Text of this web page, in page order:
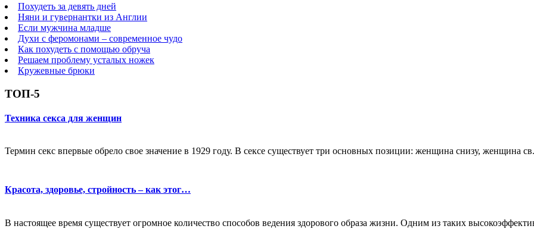
Похудеть за девять дней
Няни и гувернантки из Англии
Если мужчина младше
Духи с феромонами – современное чудо
Как похудеть с помощью обруча
Решаем проблему усталых ножек
Кружевные брюки
ТОП-5
Техника секса для женщин
Термин секс впервые обрело свое значение в 1929 году. В сексе существует три основных позиции: женщина снизу, женщина
Красота, здоровье, стройность – как этог…
В настоящее время существует огромное количество способов ведения здорового образа жизни. Одним из таких